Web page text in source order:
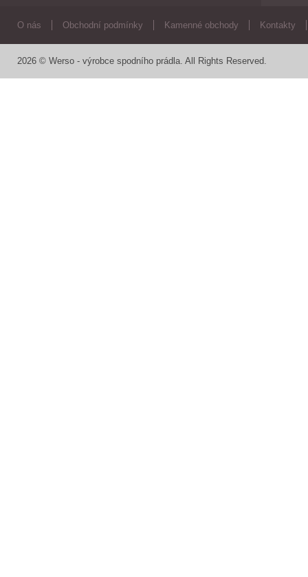
O nás Obchodní podmínky Kamenné obchody Kontakty
2026 © Werso - výrobce spodního prádla. All Rights Reserved.